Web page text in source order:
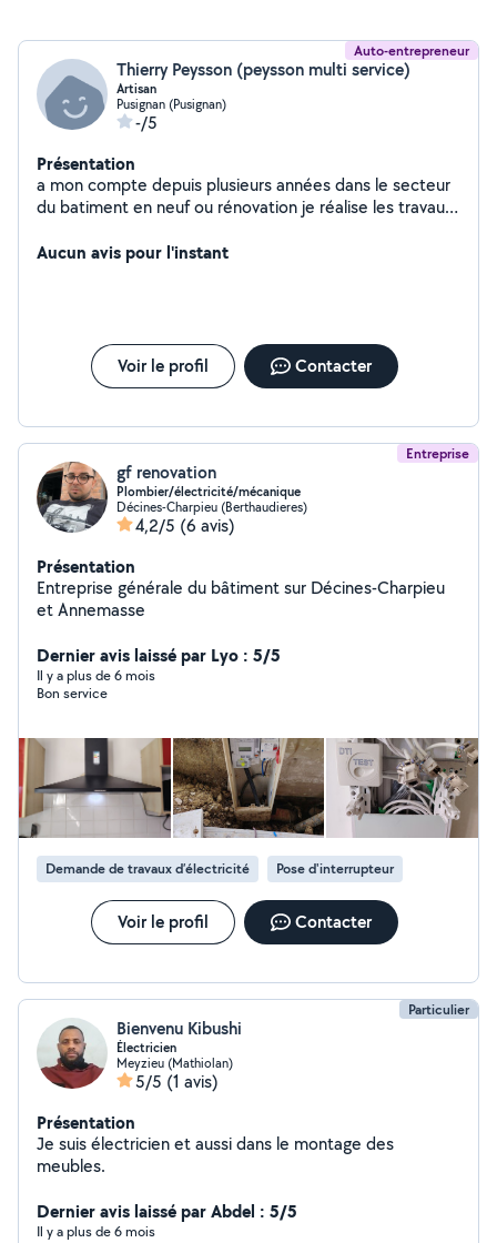
Auto-entrepreneur
Thierry Peysson (peysson multi service)
Artisan
Pusignan (Pusignan)
-/5
Présentation
a mon compte depuis plusieurs années dans le secteur
du batiment en neuf ou rénovation je réalise les travaux
et charpente....
Aucun avis pour l'instant
Voir le profil Contacter
Entreprise
gf renovation
Plombier/électricité/mécanique
Décines-Charpieu (Berthaudieres)
4,2/5 (6 avis)
Présentation
Entreprise générale du bâtiment sur Décines-Charpieu
et Annemasse
Dernier avis laissé par Lyo : 5/5
Il y a plus de 6 mois
Bon service
Demande de travaux d’électricité Pose d'interrupteur
Voir le profil Contacter
Particulier
Bienvenu Kibushi
Électricien
Meyzieu (Mathiolan)
5/5 (1 avis)
Présentation
Je suis électricien et aussi dans le montage des
meubles.
Dernier avis laissé par Abdel : 5/5
Il y a plus de 6 mois